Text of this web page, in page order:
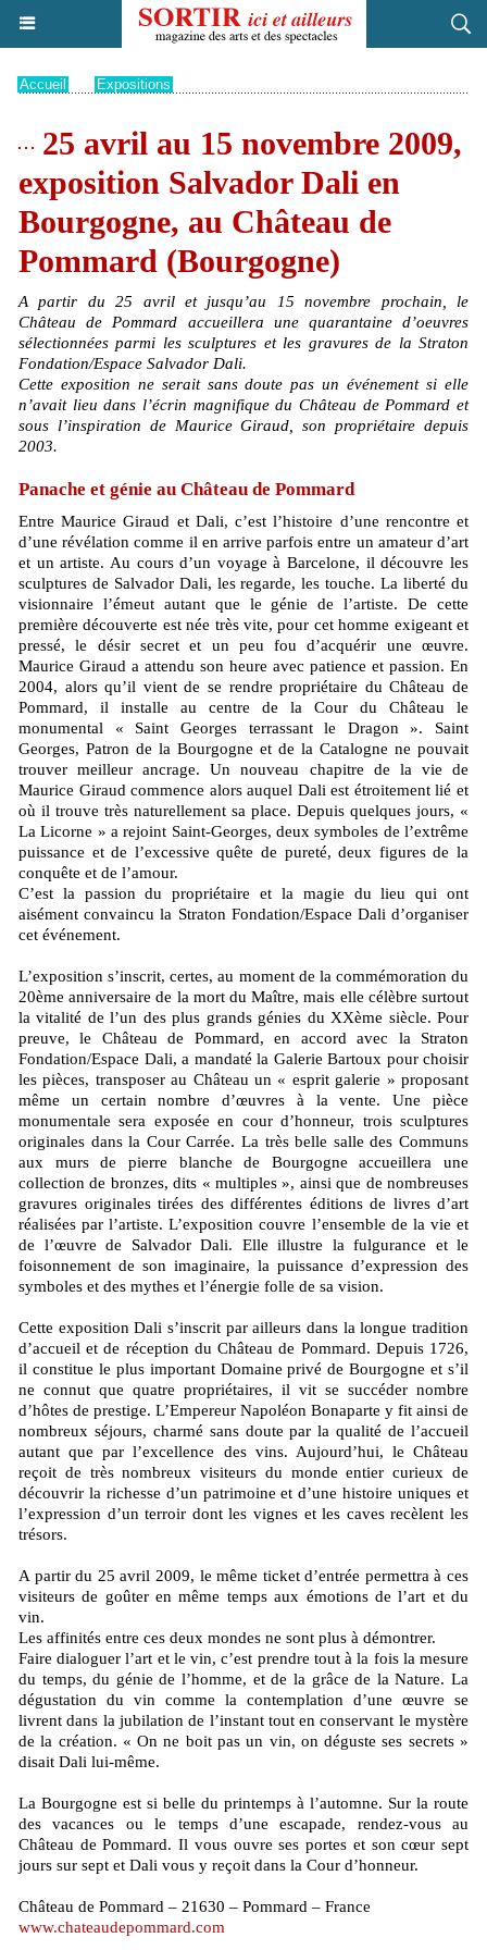
Accueil Expositions
25 avril au 15 novembre 2009,
exposition Salvador Dali en
Bourgogne, au Château de
Pommard (Bourgogne)
A partir du 25 avril et jusqu’au 15 novembre prochain, le
Château de Pommard accueillera une quarantaine d’oeuvres
sélectionnées parmi les sculptures et les gravures de la Straton
Fondation/Espace Salvador Dali.
Cette exposition ne serait sans doute pas un événement si elle
n’avait lieu dans l’écrin magnifique du Château de Pommard et
sous l’inspiration de Maurice Giraud, son propriétaire depuis
2003.
Panache et génie au Château de Pommard
Entre Maurice Giraud et Dali, c’est l’histoire d’une rencontre et
d’une révélation comme il en arrive parfois entre un amateur d’art
et un artiste. Au cours d’un voyage à Barcelone, il découvre les
sculptures de Salvador Dali, les regarde, les touche. La liberté du
visionnaire l’émeut autant que le génie de l’artiste. De cette
première découverte est née très vite, pour cet homme exigeant et
pressé, le désir secret et un peu fou d’acquérir une œuvre.
Maurice Giraud a attendu son heure avec patience et passion. En
2004, alors qu’il vient de se rendre propriétaire du Château de
Pommard, il installe au centre de la Cour du Château le
monumental « Saint Georges terrassant le Dragon ». Saint
Georges, Patron de la Bourgogne et de la Catalogne ne pouvait
trouver meilleur ancrage. Un nouveau chapitre de la vie de
Maurice Giraud commence alors auquel Dali est étroitement lié et
où il trouve très naturellement sa place. Depuis quelques jours, «
La Licorne » a rejoint Saint-Georges, deux symboles de l’extrême
puissance et de l’excessive quête de pureté, deux figures de la
conquête et de l’amour.
C’est la passion du propriétaire et la magie du lieu qui ont
aisément convaincu la Straton Fondation/Espace Dali d’organiser
cet événement.
L’exposition s’inscrit, certes, au moment de la commémoration du
20ème anniversaire de la mort du Maître, mais elle célèbre surtout
la vitalité de l’un des plus grands génies du XXème siècle. Pour
preuve, le Château de Pommard, en accord avec la Straton
Fondation/Espace Dali, a mandaté la Galerie Bartoux pour choisir
les pièces, transposer au Château un « esprit galerie » proposant
même un certain nombre d’œuvres à la vente. Une pièce
monumentale sera exposée en cour d’honneur, trois sculptures
originales dans la Cour Carrée. La très belle salle des Communs
aux murs de pierre blanche de Bourgogne accueillera une
collection de bronzes, dits « multiples », ainsi que de nombreuses
gravures originales tirées des différentes éditions de livres d’art
réalisées par l’artiste. L’exposition couvre l’ensemble de la vie et
de l’œuvre de Salvador Dali. Elle illustre la fulgurance et le
foisonnement de son imaginaire, la puissance d’expression des
symboles et des mythes et l’énergie folle de sa vision.
Cette exposition Dali s’inscrit par ailleurs dans la longue tradition
d’accueil et de réception du Château de Pommard. Depuis 1726,
il constitue le plus important Domaine privé de Bourgogne et s’il
ne connut que quatre propriétaires, il vit se succéder nombre
d’hôtes de prestige. L’Empereur Napoléon Bonaparte y fit ainsi de
nombreux séjours, charmé sans doute par la qualité de l’accueil
autant que par l’excellence des vins. Aujourd’hui, le Château
reçoit de très nombreux visiteurs du monde entier curieux de
découvrir la richesse d’un patrimoine et d’une histoire uniques et
l’expression d’un terroir dont les vignes et les caves recèlent les
trésors.
A partir du 25 avril 2009, le même ticket d’entrée permettra à ces
visiteurs de goûter en même temps aux émotions de l’art et du
vin.
Les affinités entre ces deux mondes ne sont plus à démontrer.
Faire dialoguer l’art et le vin, c’est prendre tout à la fois la mesure
du temps, du génie de l’homme, et de la grâce de la Nature. La
dégustation du vin comme la contemplation d’une œuvre se
livrent dans la jubilation de l’instant tout en conservant le mystère
de la création. « On ne boit pas un vin, on déguste ses secrets »
disait Dali lui-même.
La Bourgogne est si belle du printemps à l’automne. Sur la route
des vacances ou le temps d’une escapade, rendez-vous au
Château de Pommard. Il vous ouvre ses portes et son cœur sept
jours sur sept et Dali vous y reçoit dans la Cour d’honneur.
Château de Pommard – 21630 – Pommard – France
www.chateaudepommard.com